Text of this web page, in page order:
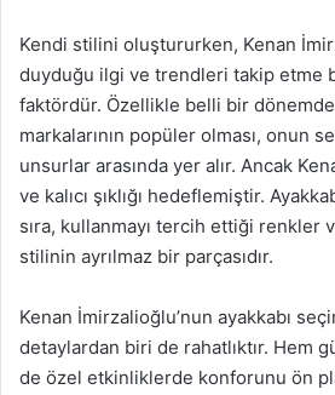
Kendi stilini oluştururken, Kenan
duyduğu ilgi ve trendleri takip etme
faktördür. Özellikle belli bir
markalarının popüler olması, onun
unsurlar arasında yer alır. Ancak
ve kalıcı şıklığı hedeflemiştir.
sıra, kullanmayı tercih ettiği renkler
stilinin ayrılmaz bir parçasıdır.
Kenan İmirzalioğlu’nun ayakkabı
detaylardan biri de rahatlıktır. Hem
de özel etkinliklerde konforunu ön